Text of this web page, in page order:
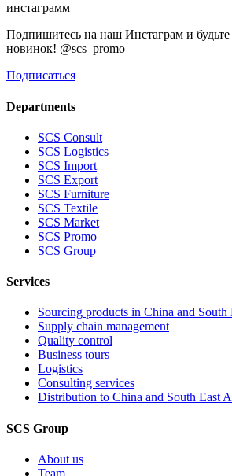
инстаграмм
Подпишитесь на наш Инстаграм и будьте
новинок! @scs_promo
Подписаться
Departments
SCS Consult
SCS Logistics
SCS Import
SCS Export
SCS Furniture
SCS Textile
SCS Market
SCS Promo
SCS Group
Services
Sourcing products in China and South
Supply chain management
Quality control
Business tours
Logistics
Consulting services
Distribution to China and South East
SCS Group
About us
Team